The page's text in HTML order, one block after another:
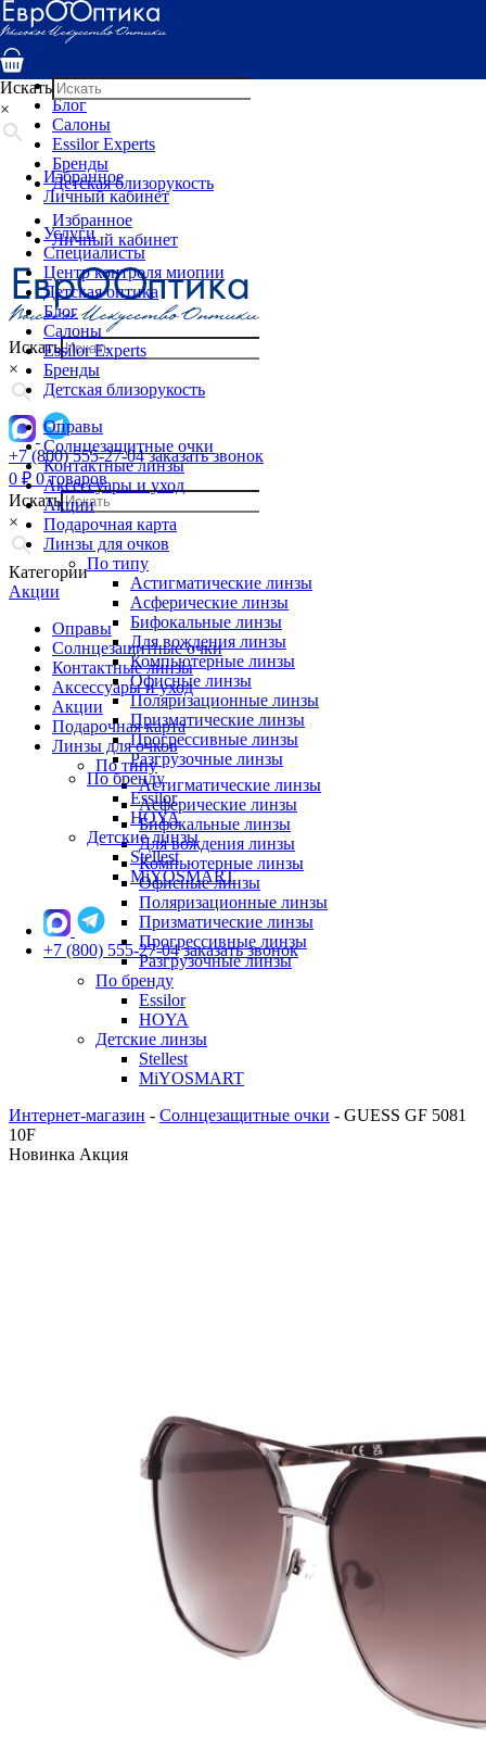
Услуги
Специалисты
Детская оптика
Блог
Салоны
Essilor Experts
Бренды
Детская близорукость
Избранное
Личный кабинет
Искать
×
+7 (800) 555-27-04 заказать звонок
0 ₽ 0 товаров
Искать
×
Категории
Акции
Оправы
Солнцезащитные очки
Контактные линзы
Аксессуары и уход
Акции
Подарочная карта
Линзы для очков
По типу
Астигматические линзы
Асферические линзы
Бифокальные линзы
Для вождения линзы
Компьютерные линзы
Офисные линзы
Поляризационные линзы
Призматические линзы
Прогрессивные линзы
Разгрузочные линзы
По бренду
Essilor
HOYA
Детские линзы
Stellest
MiYOSMART
Искать
×
Избранное
Личный кабинет
Услуги
Специалисты
Центр контроля миопии
Детская оптика
Блог
Салоны
Essilor Experts
Бренды
Детская близорукость
Оправы
Солнцезащитные очки
Контактные линзы
Аксессуары и уход
Акции
Подарочная карта
Линзы для очков
По типу
Астигматические линзы
Асферические линзы
Бифокальные линзы
Для вождения линзы
Компьютерные линзы
Офисные линзы
Поляризационные линзы
Призматические линзы
Прогрессивные линзы
Разгрузочные линзы
По бренду
Essilor
HOYA
Детские линзы
Stellest
MiYOSMART
+7 (800) 555-27-04 заказать звонок
Интернет-магазин - Солнцезащитные очки - GUESS GF 5081
10F
Новинка Акция